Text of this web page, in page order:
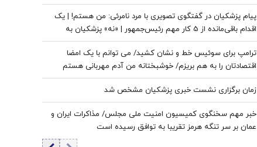
پیام پزشکیان در گفتگوی تصویری با مرد نامرئی: من هستم! | یک
اقدام باقی‌مانده از 5 کار مهم رئیس‌جمهور | «نه» پزشکیان به
مجریان گوش به فرمان جبلی و جلیلی!
ترامپ برای سوئیس خط و نشان کشید/ می توانم با یک امضا
اقتصادتان را به هم بریزم/ خوشبختانه من آدم مهربانی هستم
زمان برگزاری نشست خبری پزشکیان مشخص شد
خبر مهم سخنگوی کمیسیون امنیت ملی مجلس/ مذاکرات ایران و
عمان بر سر تنگه هرمز تقریبا به توافق رسیده است